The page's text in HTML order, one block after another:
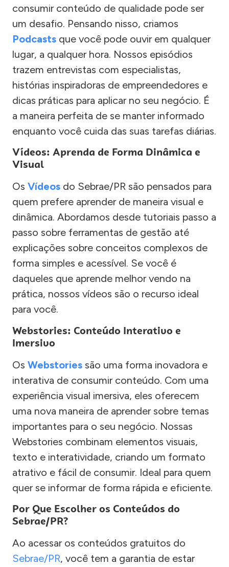
consumir conteúdo de qualidade pode ser
um desafio. Pensando nisso, criamos
Podcasts que você pode ouvir em qualquer
lugar, a qualquer hora. Nossos episódios
trazem entrevistas com especialistas,
histórias inspiradoras de empreendedores e
dicas práticas para aplicar no seu negócio. É
a maneira perfeita de se manter informado
enquanto você cuida das suas tarefas diárias.
Vídeos: Aprenda de Forma Dinâmica e
Visual
Os Vídeos do Sebrae/PR são pensados para
quem prefere aprender de maneira visual e
dinâmica. Abordamos desde tutoriais passo a
passo sobre ferramentas de gestão até
explicações sobre conceitos complexos de
forma simples e acessível. Se você é
daqueles que aprende melhor vendo na
prática, nossos vídeos são o recurso ideal
para você.
Webstories: Conteúdo Interativo e
Imersivo
Os Webstories são uma forma inovadora e
interativa de consumir conteúdo. Com uma
experiência visual imersiva, eles oferecem
uma nova maneira de aprender sobre temas
importantes para o seu negócio. Nossas
Webstories combinam elementos visuais,
texto e interatividade, criando um formato
atrativo e fácil de consumir. Ideal para quem
quer se informar de forma rápida e eficiente.
Por Que Escolher os Conteúdos do
Sebrae/PR?
Ao acessar os conteúdos gratuitos do
Sebrae/PR, você tem a garantia de estar